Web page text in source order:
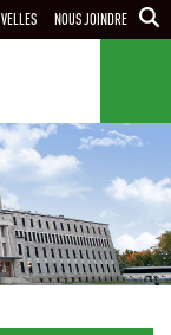
NOUS JOINDRE